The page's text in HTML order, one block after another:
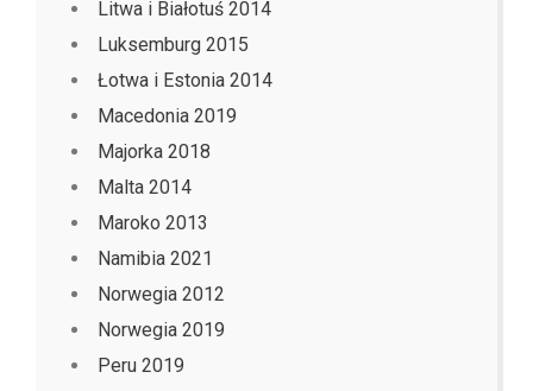
Litwa i Białotuś 2014
Luksemburg 2015
Łotwa i Estonia 2014
Macedonia 2019
Majorka 2018
Malta 2014
Maroko 2013
Namibia 2021
Norwegia 2012
Norwegia 2019
Peru 2019